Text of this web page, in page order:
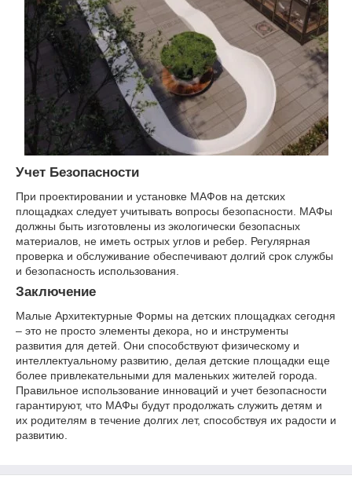
Учет Безопасности
При проектировании и установке МАФов на детских
площадках следует учитывать вопросы безопасности. МАФы
должны быть изготовлены из экологически безопасных
материалов, не иметь острых углов и ребер. Регулярная
проверка и обслуживание обеспечивают долгий срок службы
и безопасность использования.
Заключение
Малые Архитектурные Формы на детских площадках сегодня
– это не просто элементы декора, но и инструменты
развития для детей. Они способствуют физическому и
интеллектуальному развитию, делая детские площадки еще
более привлекательными для маленьких жителей города.
Правильное использование инноваций и учет безопасности
гарантируют, что МАФы будут продолжать служить детям и
их родителям в течение долгих лет, способствуя их радости и
развитию.